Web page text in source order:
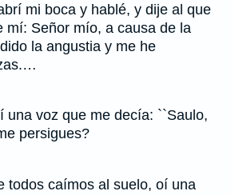
mi boca y hablé, y dije al que
mí: Señor mío, a causa de la
la angustia y me he
una voz que me decía: ``Saulo,
persigues?
todos caímos al suelo, oí una